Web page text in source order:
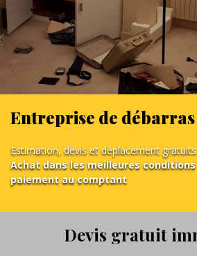
Entreprise de débarras
Estimation, devis et déplacement gratuits
Achat dans les meilleures
paiement au comptant
Devis gratuit